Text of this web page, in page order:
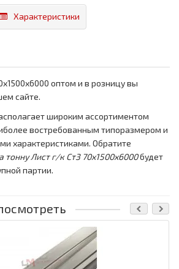
Характеристики
оптом и в розницу вы
сайте.
широким ассортиментом
востребованным типоразмером и
характеристиками. Обратите
тоннуЛист г/к Ст3 70x1500x6000будет
партии.